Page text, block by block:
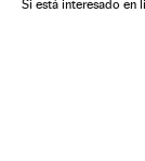
Si está interesado en